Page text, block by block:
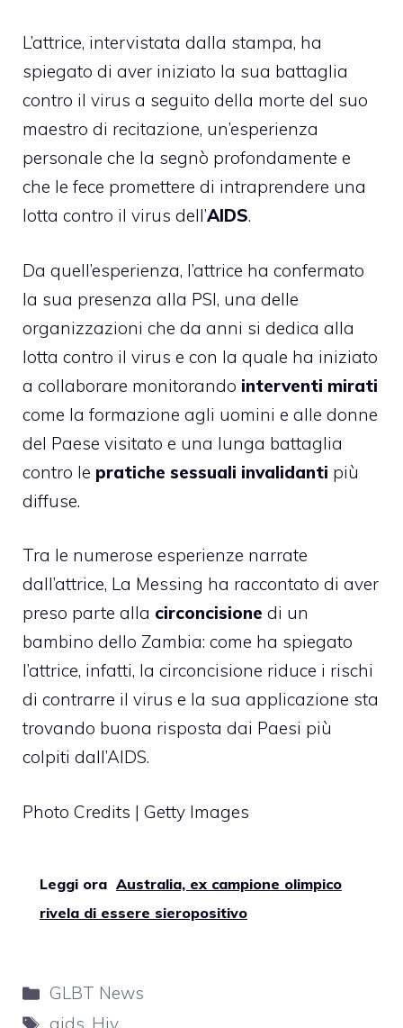
L’attrice, intervistata dalla stampa, ha
spiegato di aver iniziato la sua battaglia
contro il virus a seguito della morte del suo
maestro di recitazione, un’esperienza
personale che la segnò profondamente e
che le fece promettere di intraprendere una
lotta contro il virus dell’AIDS.
Da quell’esperienza, l’attrice ha confermato
la sua presenza alla PSI, una delle
organizzazioni che da anni si dedica alla
lotta contro il virus e con la quale ha iniziato
a collaborare monitorando interventi mirati
come la formazione agli uomini e alle donne
del Paese visitato e una lunga battaglia
contro le pratiche sessuali invalidanti più
diffuse.
Tra le numerose esperienze narrate
dall’attrice, La Messing ha raccontato di aver
preso parte alla circoncisione di un
bambino dello Zambia: come ha spiegato
l’attrice, infatti, la circoncisione riduce i rischi
di contrarre il virus e la sua applicazione sta
trovando buona risposta dai Paesi più
colpiti dall’AIDS.
Photo Credits | Getty Images
Leggi ora Australia, ex campione olimpico
rivela di essere sieropositivo
Categorie
GLBT News
Tag
aids Hiv